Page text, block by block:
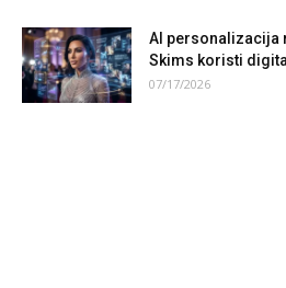
AI personalizacija
Skims koristi
07/17/2026